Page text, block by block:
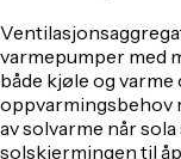
varmepumper med
både kjøle og
oppvarmingsbehov
av solvarme når
solskjermingen til